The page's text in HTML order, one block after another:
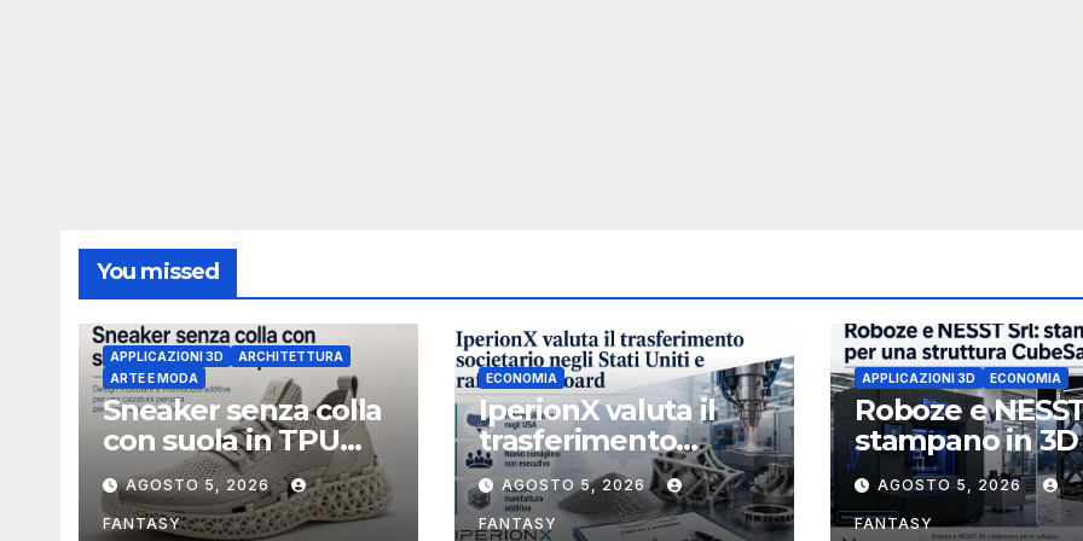
You missed
APPLICAZIONI 3D
ARCHITETTURA
ARTE E MODA
Sneaker senza colla
con suola in TPU
stampata in 3D
AGOSTO 5, 2026
FANTASY
ECONOMIA
IperionX valuta il
trasferimento
societario negli Stati
Uniti e rafforza il
board, ha nominato
AGOSTO 5, 2026
FANTASY
APPLICAZIONI 3D ECONOMIA
Roboze e
stampano in
struttura
3U in Carbon
AGOSTO 5, 2026
FANTASY